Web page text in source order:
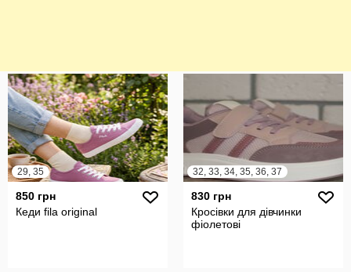
29, 35
850 грн
Кеди fila original
32, 33, 34, 35, 36, 37
830 грн
Кросівки для дівчинки
фіолетові